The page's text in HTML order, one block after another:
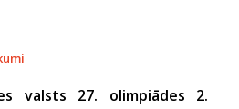
valsts 27. olimpiādes 2.